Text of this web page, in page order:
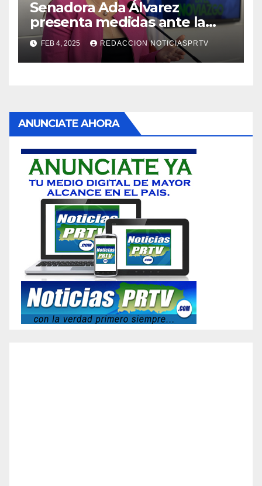
Senadora Ada Álvarez
presenta medidas ante la
violencia en el noviazgo
FEB 4, 2025 REDACCION NOTICIASPRTV
ANUNCIATE AHORA